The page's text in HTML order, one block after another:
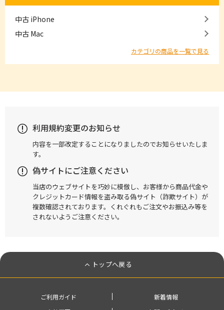
中古 iPhone
中古 Mac
カテゴリの商品を一覧で見る
利用規約変更のお知らせ
内容を一部改定することになりましたのでお知らせいたしま
す。
偽サイトにご注意ください
当店のウェブサイトを巧妙に模倣し、お客様から商品代金や
クレジットカード情報を盗み取る偽サイト（詐欺サイト）が
複数確認されております。くれぐれもご注文やお振込み等を
されないようご注意ください。
トップへ戻る
ご利用ガイド
新着情報